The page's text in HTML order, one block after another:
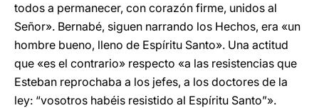
todos a permanecer, con corazón firme, unidos al
Señor». Bernabé, siguen narrando los Hechos, era «un
hombre bueno, lleno de Espíritu Santo». Una actitud
que «es el contrario» respecto «a las resistencias que
Esteban reprochaba a los jefes, a los doctores de la
ley: “vosotros habéis resistido al Espíritu Santo”».